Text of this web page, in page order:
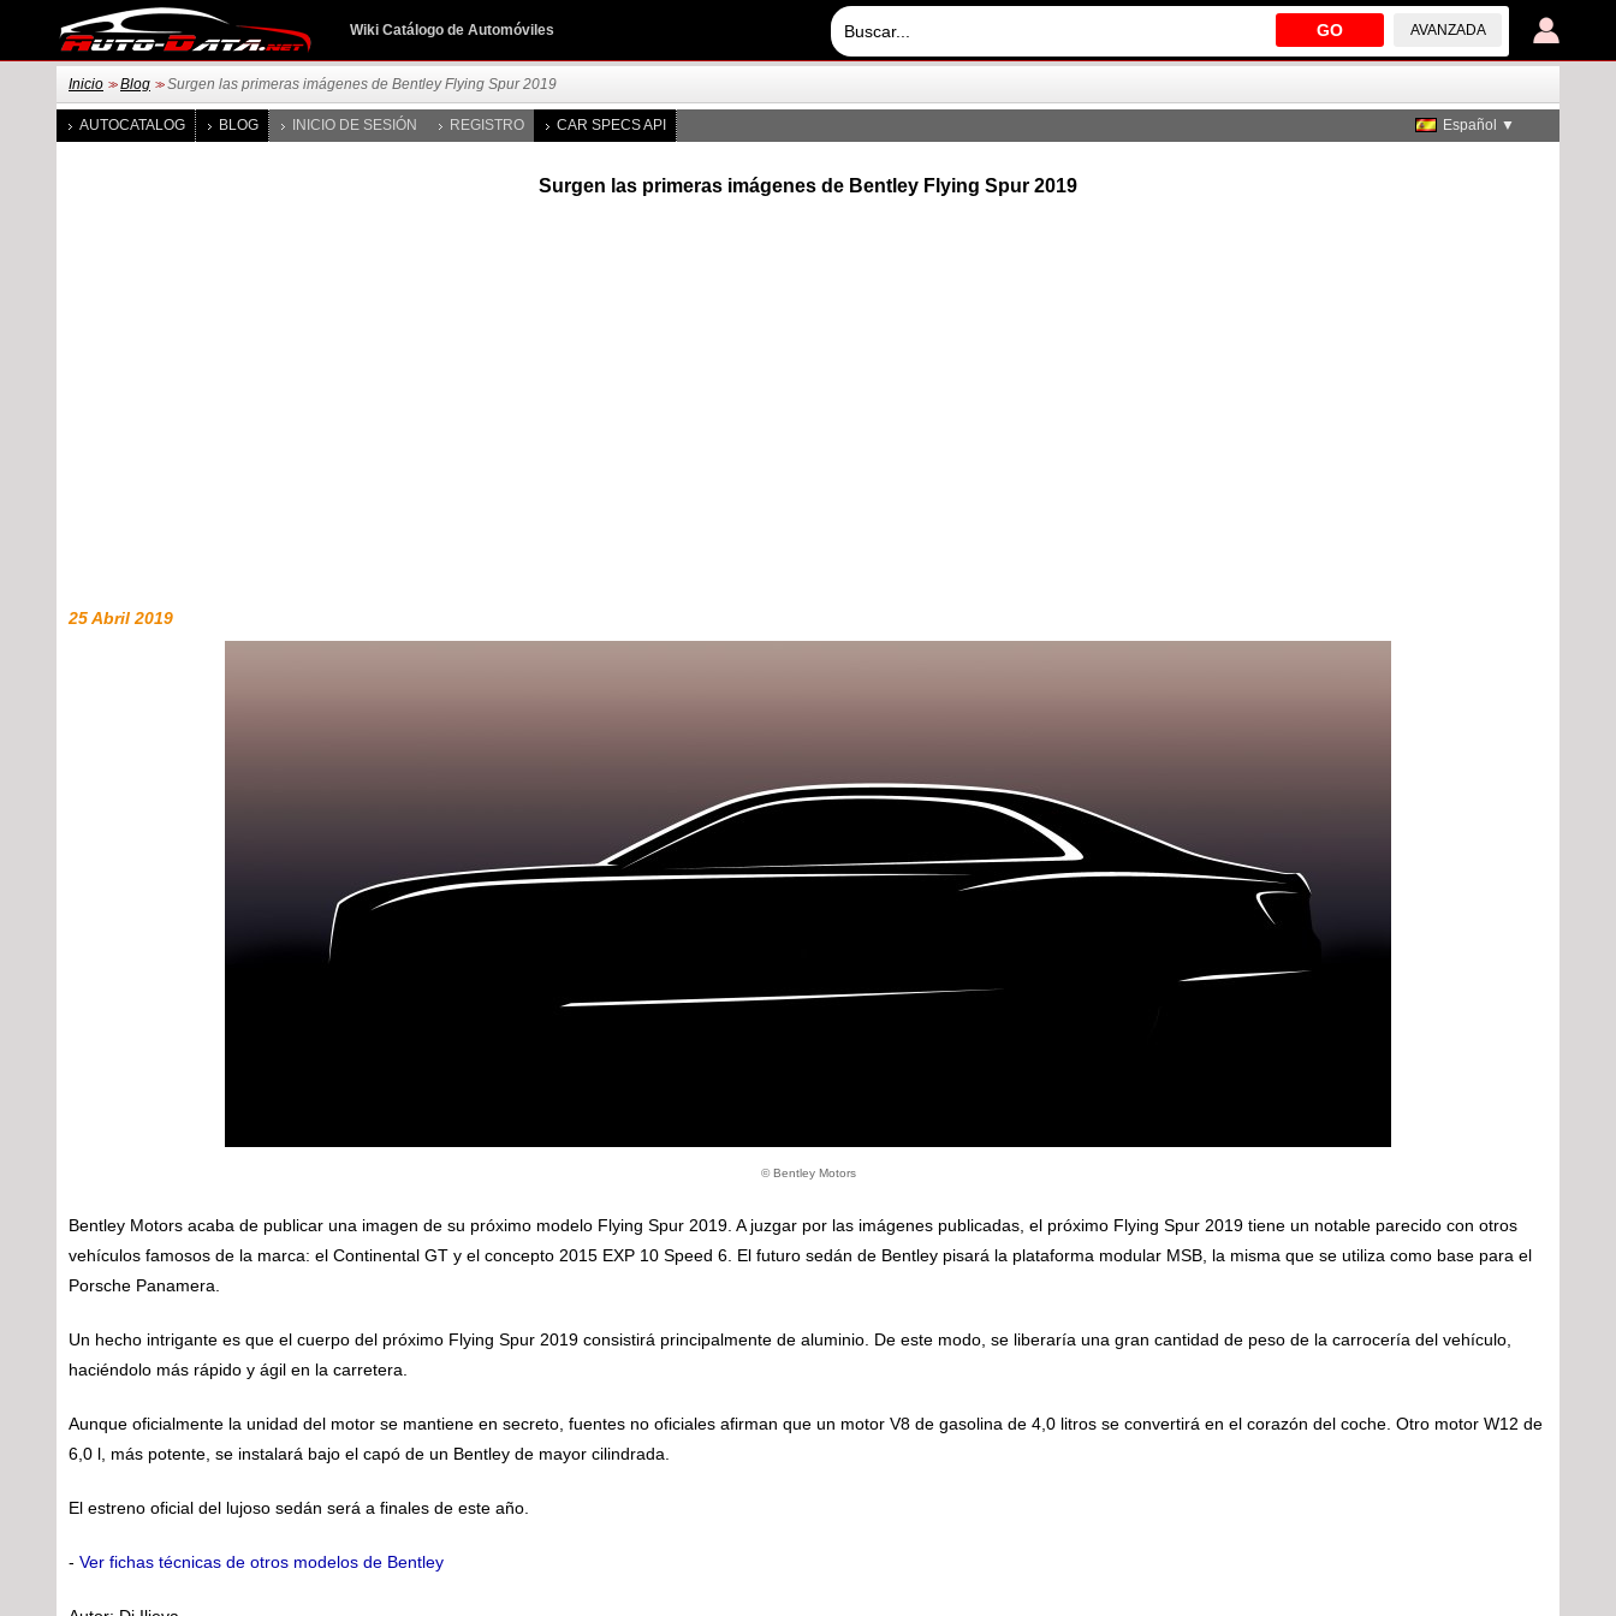
GO AVANZADA
Wiki Catálogo de Automóviles
Inicio >> Blog >> Surgen las primeras imágenes de Bentley Flying Spur 2019
AUTOCATALOG BLOG INICIO DE SESIÓN REGISTRO CAR SPECS API Español ▼
Surgen las primeras imágenes de Bentley Flying Spur 2019
25 Abril 2019
© Bentley Motors
Bentley Motors acaba de publicar una imagen de su próximo modelo Flying Spur 2019. A juzgar por las imágenes publicadas, el próximo Flying Spur 2019 tiene un notable parecido con otros
vehículos famosos de la marca: el Continental GT y el concepto 2015 EXP 10 Speed 6. El futuro sedán de Bentley pisará la plataforma modular MSB, la misma que se utiliza como base para el
Porsche Panamera.
Un hecho intrigante es que el cuerpo del próximo Flying Spur 2019 consistirá principalmente de aluminio. De este modo, se liberaría una gran cantidad de peso de la carrocería del vehículo,
haciéndolo más rápido y ágil en la carretera.
Aunque oficialmente la unidad del motor se mantiene en secreto, fuentes no oficiales afirman que un motor V8 de gasolina de 4,0 litros se convertirá en el corazón del coche. Otro motor W12 de
6,0 l, más potente, se instalará bajo el capó de un Bentley de mayor cilindrada.
El estreno oficial del lujoso sedán será a finales de este año.
- Ver fichas técnicas de otros modelos de Bentley